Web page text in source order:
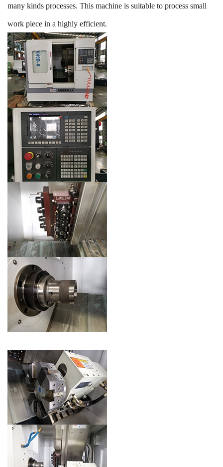
many kinds processes. This machine is suitable to process small
work piece in a highly efficient.